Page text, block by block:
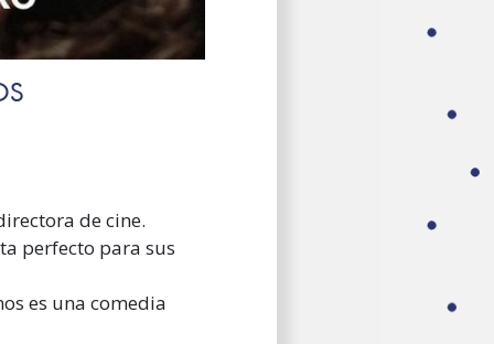
de cine.
perfecto para sus
es una comedia